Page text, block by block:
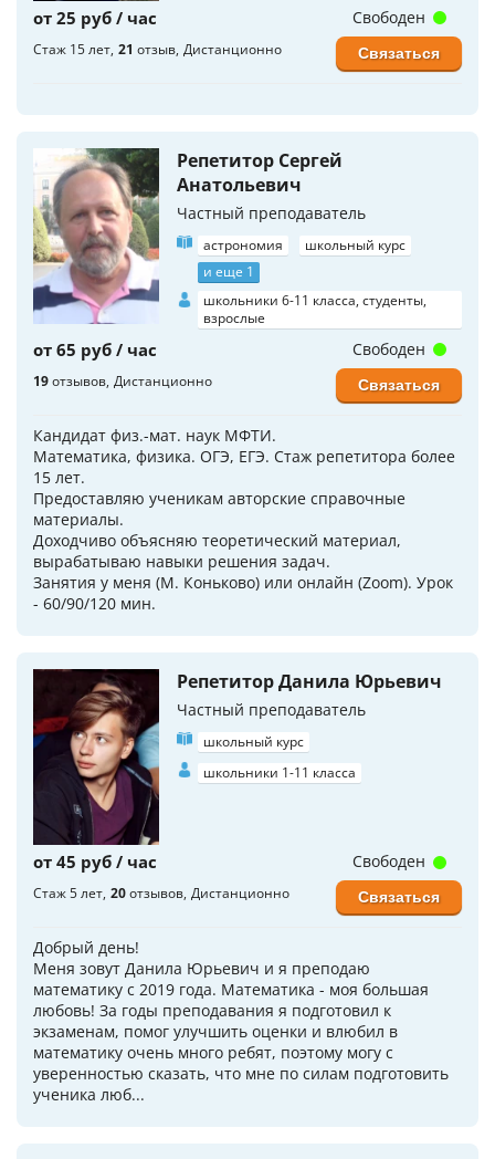
от 25 руб / час
Стаж 15 лет 21 отзыв Дистанционно
Свободен
Связаться
Репетитор Сергей
Анатольевич
Частный преподаватель
астрономия
школьный курс
и еще 1
школьники 6-11 класса, студенты,
взрослые
от 65 руб / час
19отзывов Дистанционно
Кандидат физ.-мат. наук МФТИ.
Математика, физика. ОГЭ, ЕГЭ. Стаж репетитора более
15 лет.
Предоставляю ученикам авторские справочные
материалы.
Доходчиво объясняю теоретический материал,
вырабатываю навыки решения задач.
Занятия у меня (М. Коньково) или онлайн (Zoom). Урок
- 60/90/120 мин.
Свободен
Связаться
Репетитор Данила Юрьевич
Частный преподаватель
школьный курс
школьники 1-11 класса
от 45 руб / час
Стаж 5 лет 20отзывов Дистанционно
Добрый день!
Меня зовут Данила Юрьевич и я преподаю
математику с 2019 года. Математика - моя большая
любовь! За годы преподавания я подготовил к
экзаменам, помог улучшить оценки и влюбил в
математику очень много ребят, поэтому могу с
уверенностью сказать, что мне по силам подготовить
ученика люб...
Свободен
Связаться